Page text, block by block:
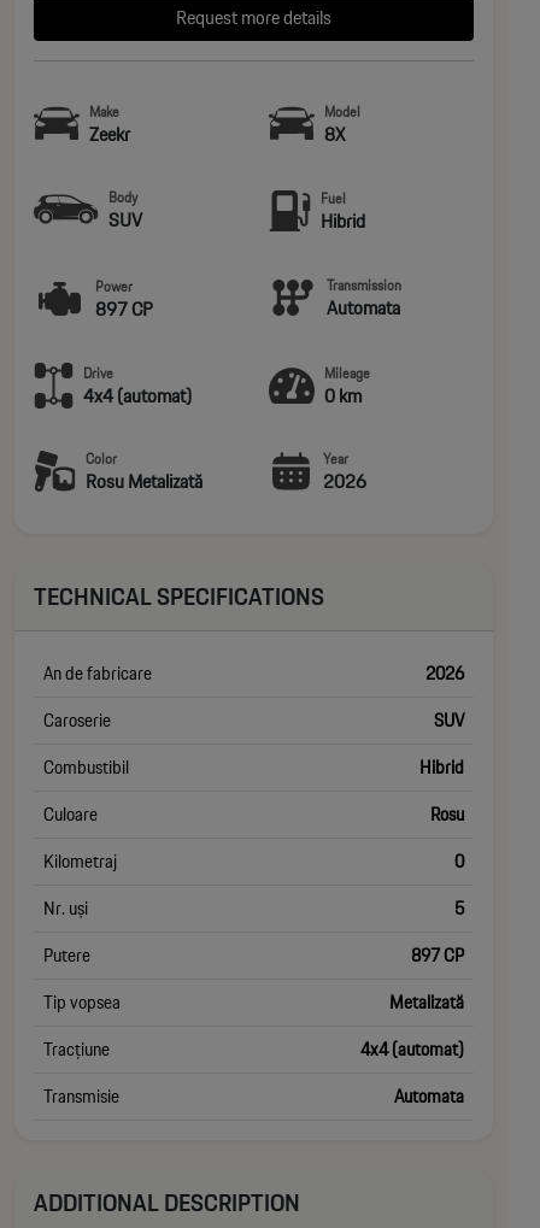
Request more details
Make
Zeekr
Model
8X
Body
SUV
Fuel
Hibrid
Power
897 CP
Transmission
Automata
Drive
4x4 (automat)
Mileage
0 km
Color
Rosu Metalizată
Year
2026
TECHNICAL SPECIFICATIONS
An de fabricare
2026
Caroserie
SUV
Combustibil
Hibrid
Culoare
Rosu
Kilometraj
0
Nr. uși
5
Putere
897 CP
Tip vopsea
Metalizată
Tracțiune
4x4 (automat)
Transmisie
Automata
ADDITIONAL DESCRIPTION